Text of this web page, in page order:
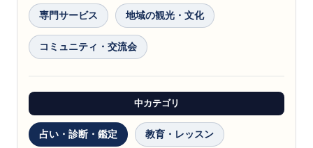
専門サービス 地域の観光・文化
コミュニティ・交流会
中カテゴリ
占い・診断・鑑定 教育・レッスン